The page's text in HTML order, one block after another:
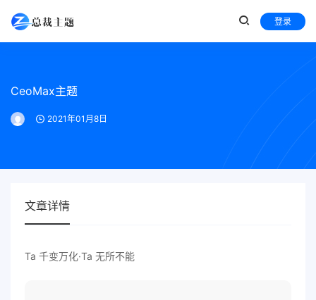
登录
CeoMax主题
2021年01月8日
文章详情
Ta 千变万化·Ta 无所不能